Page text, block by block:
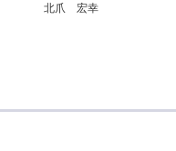
北爪 宏幸